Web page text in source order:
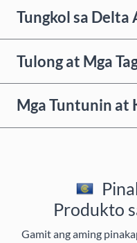
Tungkol sa Delta
Tulong at Mga
Mga Tuntunin at
Produkto
Gamit ang aming